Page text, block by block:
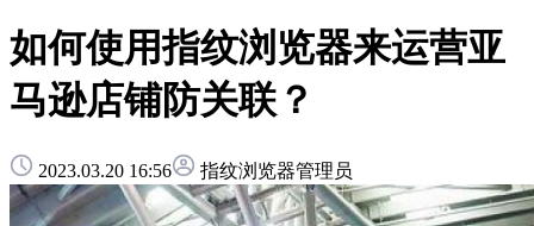
如何使用指纹浏览器来运营亚
马逊店铺防关联？
2023.03.20 16:56 指纹浏览器管理员